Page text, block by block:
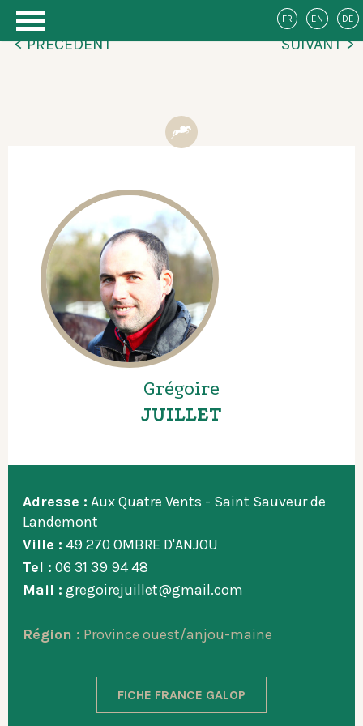
FR EN DE
< PRÉCÉDENT SUIVANT >
Grégoire
JUILLET
Adresse : Aux Quatre Vents - Saint Sauveur de
Landemont
Ville : 49 270 OMBRE D'ANJOU
Tel : 06 31 39 94 48
Mail : gregoirejuillet@gmail.com
Région : Province ouest/anjou-maine
FICHE FRANCE GALOP